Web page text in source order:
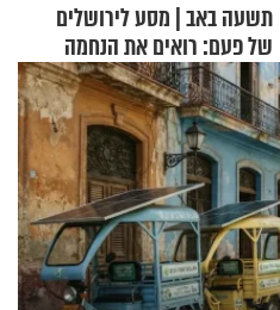
תשעה באב | מסע לירושלים
של פעם: רואים את הנחמה